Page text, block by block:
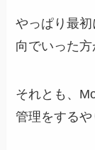
やっぱり最
向でいった
それとも、
管理をする